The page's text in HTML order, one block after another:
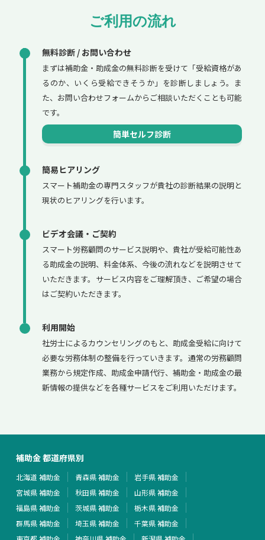
ご利用の流れ
無料診断 / お問い合わせ
まずは補助金・助成金の無料診断を受けて「受給資格があ
るのか、いくら受給できそうか」を診断しましょう。ま
た、お問い合わせフォームからご相談いただくことも可能
です。
簡単セルフ診断
簡易ヒアリング
スマート補助金の専門スタッフが貴社の診断結果の説明と
現状のヒアリングを行います。
ビデオ会議・ご契約
スマート労務顧問のサービス説明や、貴社が受給可能性あ
る助成金の説明、料金体系、今後の流れなどを説明させて
いただきます。サービス内容をご理解頂き、ご希望の場合
はご契約いただきます。
利用開始
社労士によるカウンセリングのもと、助成金受給に向けて
必要な労務体制の整備を行っていきます。通常の労務顧問
業務から規定作成、助成金申請代行、補助金・助成金の最
新情報の提供などを各種サービスをご利用いただけます。
補助金 都道府県別
北海道 補助金 青森県 補助金
岩手県 補助金
宮城県 補助金
秋田県 補助金
山形県 補助金
福島県 補助金
茨城県 補助金
栃木県 補助金
群馬県 補助金
埼玉県 補助金
千葉県 補助金